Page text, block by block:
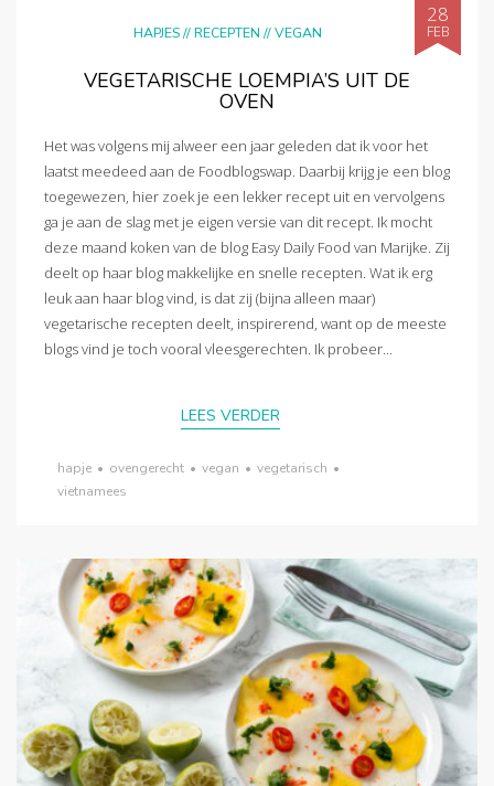
HAPJES//RECEPTEN //VEGAN
28
FEB
VEGETARISCHE LOEMPIA’S UIT DE
OVEN
Het was volgens mij alweer een jaar geleden dat ik voor het
laatst meedeed aan de Foodblogswap. Daarbij krijg je een blog
toegewezen, hier zoek je een lekker recept uit en vervolgens
ga je aan de slag met je eigen versie van dit recept. Ik mocht
deze maand koken van de blog Easy Daily Food van Marijke. Zij
deelt op haar blog makkelijke en snelle recepten. Wat ik erg
leuk aan haar blog vind, is dat zij (bijna alleen maar)
vegetarische recepten deelt, inspirerend, want op de meeste
blogs vind je toch vooral vleesgerechten. Ik probeer...
LEES VERDER
hapje • ovengerecht • vegan • vegetarisch •
vietnamees